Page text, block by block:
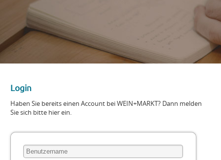
Login
Haben Sie bereits einen Account bei WEIN+MARKT? Dann melden
Sie sich bitte hier ein.